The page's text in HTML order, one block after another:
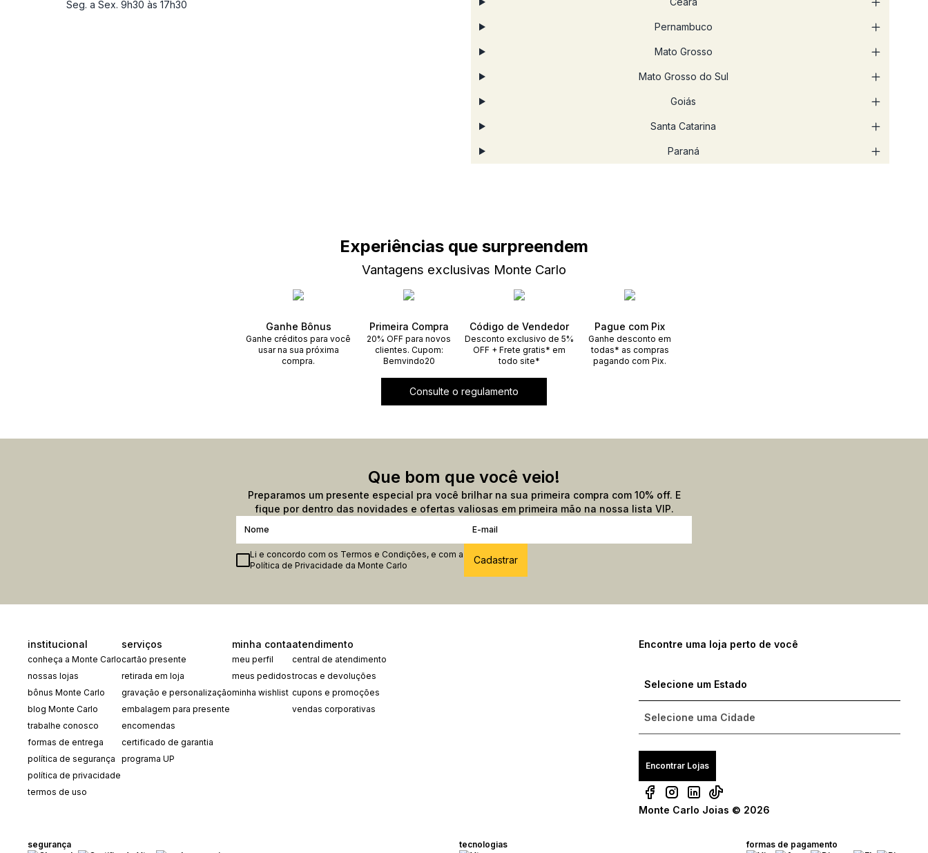
Pernambuco
Mato Grosso
Mato Grosso do Sul
Goiás
Santa Catarina
Paraná
Seg. a Sex. 9h30 às 17h30
Experiências que surpreendem
Vantagens exclusivas Monte Carlo
Ganhe Bônus
Ganhe créditos para você
usar na sua próxima
compra.
Primeira Compra
20% OFF para novos
clientes. Cupom:
Bemvindo20
Código de Vendedor
Desconto exclusivo de 5%
OFF + Frete gratis* em
todo site*
Pague com Pix
Ganhe desconto em
todas* as compras
pagando com Pix.
Consulte o regulamento
Que bom que você veio!
Preparamos um presente especial pra você brilhar na sua primeira compra com 10% off. E
fique por dentro das novidades e ofertas valiosas em primeira mão na nossa lista VIP.
Li e concordo com os Termos e Condições, e com a
Política de Privacidade da Monte Carlo
institucional
conheça a Monte Carlo
nossas lojas
bônus Monte Carlo
blog Monte Carlo
trabalhe conosco
formas de entrega
política de segurança
política de privacidade
termos de uso
serviços
cartão presente
retirada em loja
gravação e personalização
embalagem para presente
encomendas
certificado de garantia
programa UP
minha conta
meu perfil
meus pedidos
minha wishlist
atendimento
central de atendimento
trocas e devoluções
cupons e promoções
vendas corporativas
Encontre uma loja perto de você
Encontrar Lojas
Monte Carlo Joias © 2026
segurança tecnologias formas de pagamento